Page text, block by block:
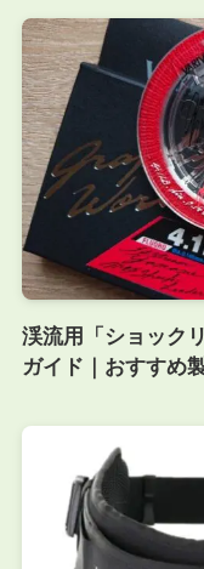
渓流用「ショック
ガイド｜おすすめ